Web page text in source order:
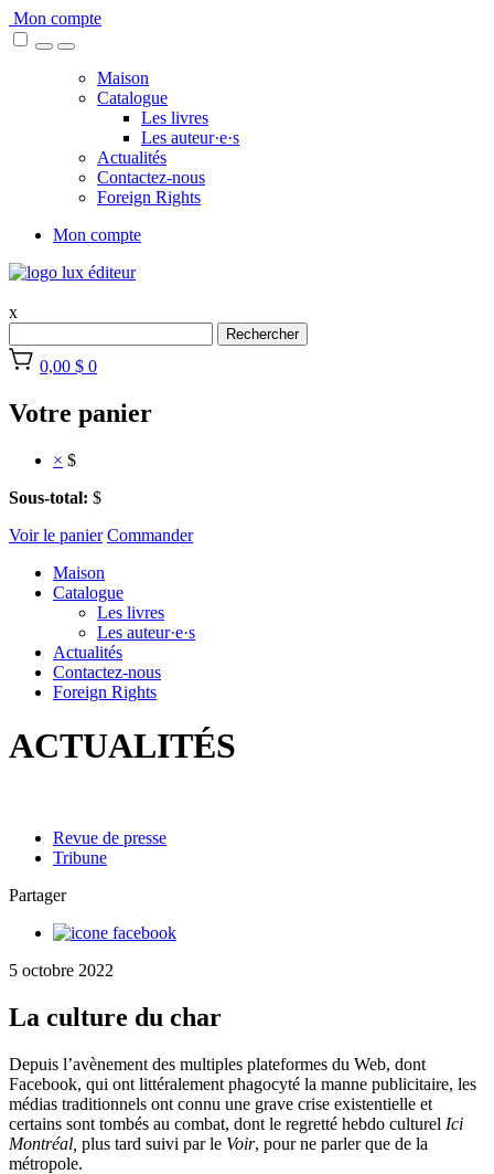
Skip
to
Mon compte
Maison
Catalogue
Les livres
Les auteur·e·s
Actualités
Contactez-nous
Foreign Rights
Mon compte
x
Rechercher
0,00 $ 0
Votre panier
× $
Sous-total: $
Voir le panier Commander
Maison
Catalogue
Les livres
Les auteur·e·s
Actualités
Contactez-nous
Foreign Rights
ACTUALITÉS
Revue de presse
Tribune
Partager
5 octobre 2022
La culture du char
Depuis l’avènement des multiples plateformes du Web, dont
Facebook, qui ont littéralement phagocyté la manne publicitaire, les
médias traditionnels ont connu une grave crise existentielle et
certains sont tombés au combat, dont le regretté hebdo culturel Ici
Montréal, plus tard suivi par le Voir, pour ne parler que de la
métropole.